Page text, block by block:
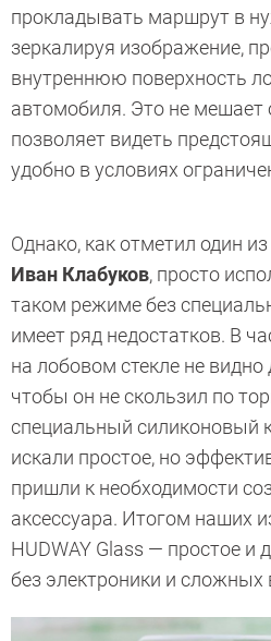
прокладывать маршрут в
зеркалируя изображение,
внутреннюю поверхность
автомобиля. Это не мешает
позволяет видеть
удобно в условиях
Однако, как отметил один
Иван Клабуков, просто
таком режиме без
имеет ряд недостатков. В
на лобовом стекле не
чтобы он не скользил по
специальный силиконовый
искали простое, но
пришли к необходимости
аксессуара. Итогом наших
HUDWAY Glass — простое и
без электроники и сложных